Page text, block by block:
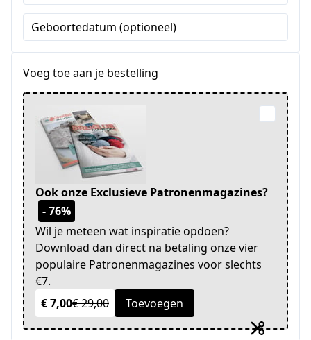
Geboortedatum (optioneel)
Voeg toe aan je bestelling
Ook onze Exclusieve Patronenmagazines?
- 76%
Wil je meteen wat inspiratie opdoen?
Download dan direct na betaling onze vier
populaire Patronenmagazines voor slechts
€7.
€ 7,00€ 29,00 Toevoegen